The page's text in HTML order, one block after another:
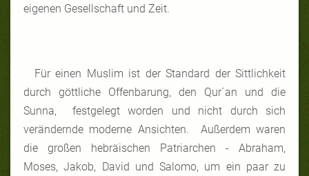
eigenen Gesellschaft und Zeit.
Für einen Muslim ist der Standard der Sittlichkeit
durch göttliche Offenbarung, den Qur´an und die
Sunna, festgelegt worden und nicht durch sich
verändernde moderne Ansichten. Außerdem waren
die großen hebräischen Patriarchen - Abraham,
Moses, Jakob, David und Salomo, um ein paar zu